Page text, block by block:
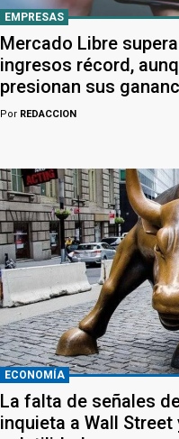
EMPRESAS
Mercado Libre
ingresos récord,
presionan sus
Por REDACCION
ECONOMÍA
La falta de señales
inquieta a Wall